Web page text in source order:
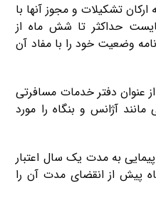
كه اركان تشكیلات و مجوز آنها با
حداكثر تا شش ماه از
وضعیت خود را با مفاد آن
غیر از عنوان دفتر خدمات مسافرتی
آژانس و بنگاه را مورد
به مدت یک سال اعتبار
پیش از انقضای مدت آن را